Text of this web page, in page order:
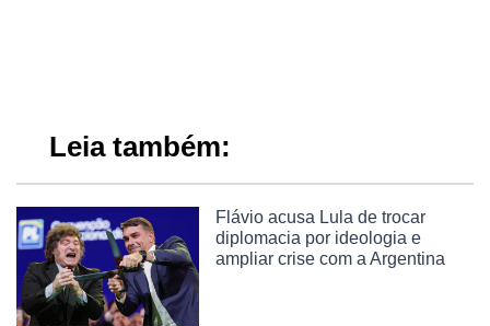
Leia também:
Flávio acusa Lula de trocar
diplomacia por ideologia e
ampliar crise com a Argentina